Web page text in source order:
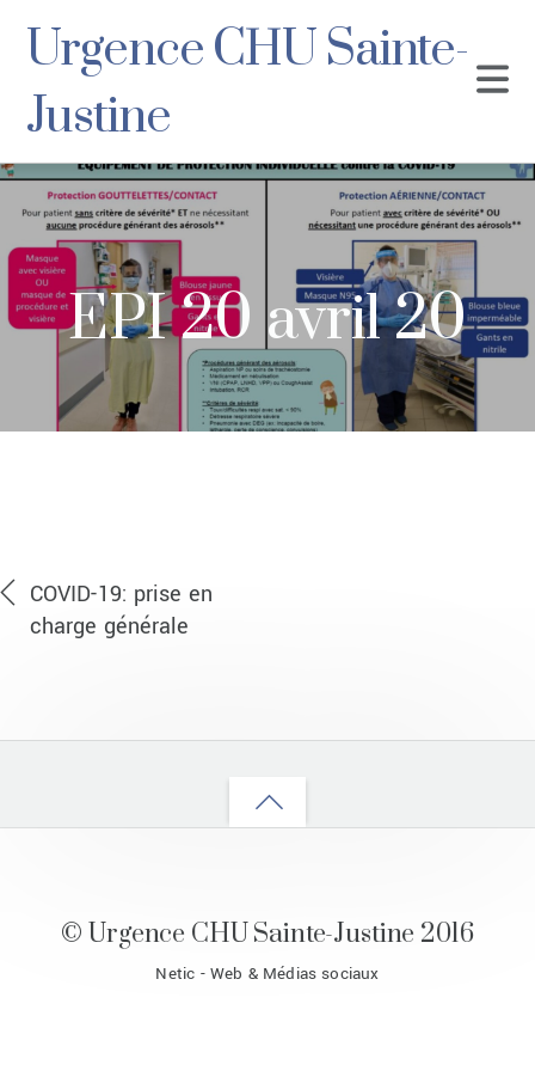
Urgence CHU Sainte-
Justine
EPI 20 avril 20
COVID-19: prise en
charge générale
Back
© Urgence CHU Sainte-Justine 2016
Netic - Web & Médias sociaux